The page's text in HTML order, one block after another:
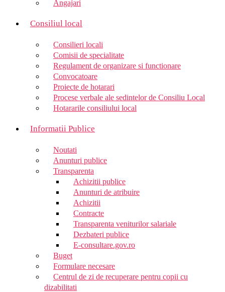
Angajari
Consiliul local
Consilieri locali
Comisii de specialitate
Regulament de organizare si functionare
Convocatoare
Proiecte de hotarari
Procese verbale ale sedintelor de Consiliu Local
Hotararile consiliului local
Informatii Publice
Noutati
Anunturi publice
Transparenta
Achizitii publice
Anunturi de atribuire
Achizitii
Contracte
Transparenta veniturilor salariale
Dezbateri publice
E-consultare.gov.ro
Buget
Formulare necesare
Centrul de zi de recuperare pentru copii cu
dizabilitati